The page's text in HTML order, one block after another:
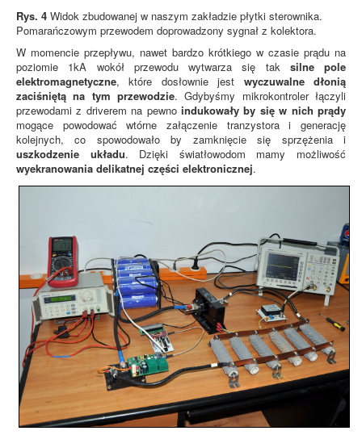
Rys. 4 Widok zbudowanej w naszym zakładzie płytki sterownika.
Pomarańczowym przewodem doprowadzony sygnał z kolektora.
W momencie przepływu, nawet bardzo krótkiego w czasie prądu na
poziomie 1kA wokół przewodu wytwarza się tak silne pole
elektromagnetyczne, które dosłownie jest wyczuwalne dłonią
zaciśniętą na tym przewodzie. Gdybyśmy mikrokontroler łączyli
przewodami z driverem na pewno indukowały by się w nich prądy
mogące powodować wtórne załączenie tranzystora i generację
kolejnych, co spowodowało by zamknięcie się sprzężenia i
uszkodzenie układu. Dzięki światłowodom mamy możliwość
wyekranowania delikatnej części elektronicznej.